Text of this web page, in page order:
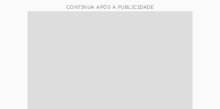
CONTINUA APÓS A PUBLICIDADE